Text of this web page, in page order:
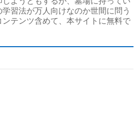
習法が万人向けなのか世間に問う
テンツ含めて、本サイトに無料で